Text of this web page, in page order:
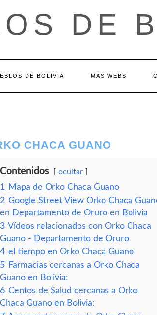
DE
DE BOLIVIA MAS WEBS
CHACA GUANO
Contenidos ocultar
1
Mapa de Orko Chaca Guano
2 Google Street View Orko Chaca
en Departamento de Oruro en Bolivia
3 Vídeos relacionados con Orko Chaca
Guano - Departamento de Oruro
4 el tiempo en Orko Chaca Guano
5 Farmacias cercanas a Orko Chaca
Guano en Bolivia:
6 Centos de Salud cercanas a Orko
Chaca Guano en Bolivia: